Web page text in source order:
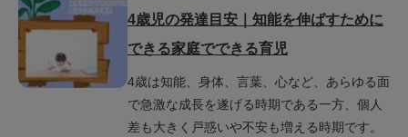
あります。この記事では、5歳児の発達の目安
を詳しく解説し、日常で実践できる遊びや関
わり方を通じて、知能を効果的に育てるヒン
トを紹介します。ぜひこの記事を読んで、よ
り前向きな子育てに役立ててください。
4歳児の発達目安｜知能を伸ばすために
できる家庭でできる育児
4歳は知能、身体、言葉、心など、あらゆる面
で急激な成長を遂げる時期である一方、個人
差も大きく戸惑いや不安も増える時期です。